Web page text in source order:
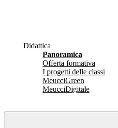
Didattica
Panoramica
Offerta formativa
I progetti delle classi
MeucciGreen
MeucciDigitale